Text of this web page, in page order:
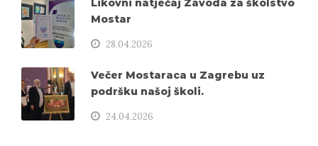
Likovni natječaj Zavoda za školstvo
Mostar
28.04.2026
Večer Mostaraca u Zagrebu uz
podršku našoj školi.
24.04.2026